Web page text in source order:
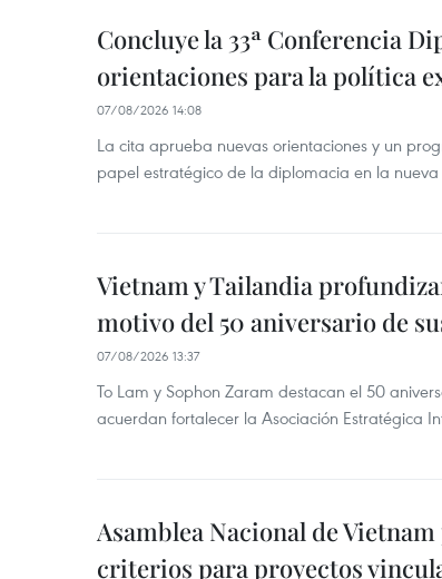
Concluye la 33ª Conferencia
orientaciones para la política
07/08/2026 14:08
La cita aprueba nuevas orientaciones y un
papel estratégico de la diplomacia en la
Vietnam y Tailandia
motivo del 50 aniversario de
07/08/2026 13:37
To Lam y Sophon Zaram destacan el 50
acuerdan fortalecer la Asociación Estratégica
Asamblea Nacional de
criterios para proyectos